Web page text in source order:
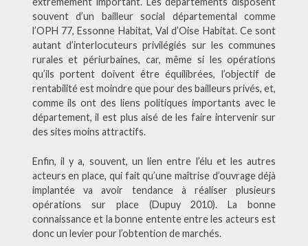
souvent d’un bailleur social départemental comme
l’OPH 77, Essonne Habitat, Val d’Oise Habitat. Ce sont
autant d’interlocuteurs privilégiés sur les communes
rurales et périurbaines, car, même si les opérations
qu’ils portent doivent être équilibrées, l’objectif de
rentabilité est moindre que pour des bailleurs privés, et,
comme ils ont des liens politiques importants avec le
département, il est plus aisé de les faire intervenir sur
des sites moins attractifs.
Enfin, il y a, souvent, un lien entre l’élu et les autres
acteurs en place, qui fait qu’une maîtrise d’ouvrage déjà
implantée va avoir tendance à réaliser plusieurs
opérations sur place (Dupuy 2010). La bonne
connaissance et la bonne entente entre les acteurs est
donc un levier pour l’obtention de marchés.